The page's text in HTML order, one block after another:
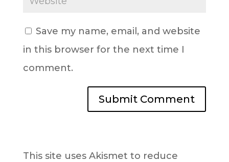
Save my name, email, and website
in this browser for the next time I
comment.
This site uses Akismet to reduce